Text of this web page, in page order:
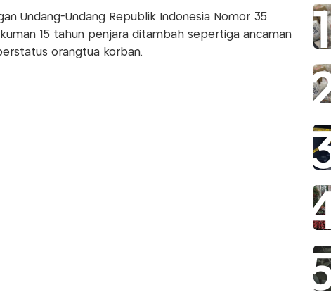
Undang-Undang Republik Indonesia Nomor 35
15 tahun penjara ditambah sepertiga ancaman
orangtua korban.